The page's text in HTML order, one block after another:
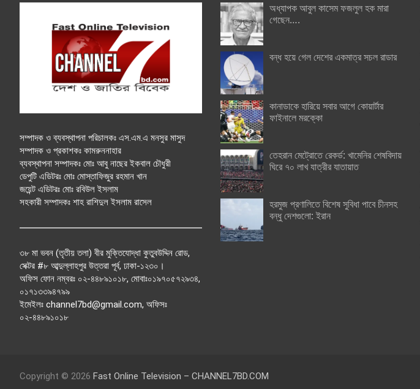
সম্পাদক ও ব্যবস্থাপনা পরিচালকঃ এস.এম.এ মনসুর মাসুদ
সম্পাদক ও প্রকাশকঃ কামরুননাহার
ব্যবস্থাপনা সম্পাদকঃ মোঃ আবু নাছের ইকবাল চৌধুরী
ডেপুটি এডিটরঃ মোঃ মোস্তাফিজুর রহমান খান
জয়েন্ট এডিটরঃ মোঃ রবিউল ইসলাম
সহকারী সম্পাদকঃ শাহ রাশিদুল ইসলাম রাসেল
৩৮ মা ভবন (তৃতীয় তলা) বীর মুক্তিযোদ্ধা কুতুবউদ্দিন রোড,
সেক্টর #৮ আব্দুল্লাহপুর উত্তরা পূর্ব, ঢাকা-১২৩০।
অফিস ফোন নম্বরঃ ০২-৪৪৮৯১০১৮, মোবাঃ০১৯৭০৫৭২৯৩৪,
০১৭১৩৩৯৪৭৯৯
ইমেইলঃ channel7bd@gmail.com, অফিসঃ
০২-৪৪৮৯১০১৮
অধ্যাপক আবুল কাসেম ফজলুল হক মারা
গেছেন….
বন্ধ হয়ে গেল দেশের একমাত্র সচল রাডার
কানাডাকে হারিয়ে সবার আগে কোয়ার্টার
ফাইনালে মরক্কো
তেহরান মেট্রোতে রেকর্ড: খামেনির শেষবিদায়
ঘিরে ৭০ লাখ যাত্রীর যাতায়াত
হরমুজ প্রণালিতে বিশেষ সুবিধা পাবে চীনসহ
বন্ধু দেশগুলো: ইরান
Copyright © 2026 Fast Online Television – CHANNEL7BD.COM